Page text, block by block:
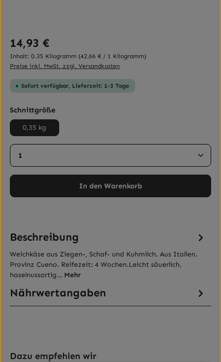
Regulärer Preis:
14,93 €
Inhalt: 0.35 Kilogramm (42,66 € / 1 Kilogramm)
Preise inkl. MwSt. zzgl. Versandkosten
Sofort verfügbar, Lieferzeit: 1-3 Tage
Schnittgrößeauswählen
0,35 kg
Produkt Anzahl: Gib den gewünschten Wert ein
In den Warenkorb
Beschreibung
Weichkäse aus Ziegen-, Schaf- und Kuhmilch. Aus Italien.
Provinz Cueno. Reifezeit: 4 Wochen.Leicht säuerlich,
haselnussartig… Mehr
Nährwertangaben
Produktgalerie überspringen
Dazu empfehlen wir